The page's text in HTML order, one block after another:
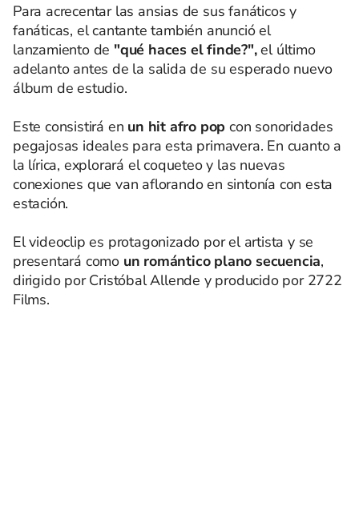
Para acrecentar las ansias de sus fanáticos y
fanáticas, el cantante también anunció el
lanzamiento de "qué haces el finde?",el último
adelanto antes de la salida de su esperado nuevo
álbum de estudio.
Este consistirá en un hit afro popcon sonoridades
pegajosas ideales para esta primavera. En cuanto a
la lírica, explorará el coqueteo y las nuevas
conexiones que van aflorando en sintonía con esta
estación.
El videoclip es protagonizado por el artista y se
presentará como un romántico plano secuencia,
dirigido por Cristóbal Allende y producido por 2722
Films.